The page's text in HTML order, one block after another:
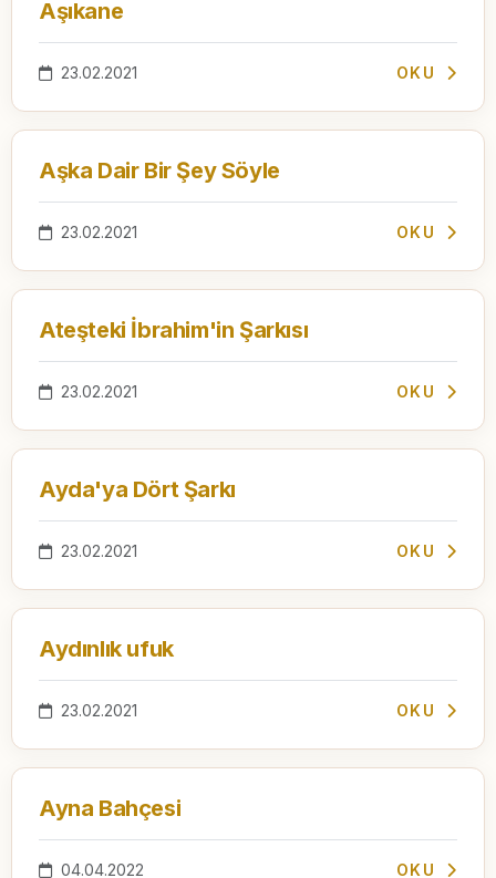
Aşıkane
23.02.2021 OKU
Aşka Dair Bir Şey Söyle
23.02.2021 OKU
Ateşteki İbrahim'in Şarkısı
23.02.2021 OKU
Ayda'ya Dört Şarkı
23.02.2021 OKU
Aydınlık ufuk
23.02.2021 OKU
Ayna Bahçesi
04.04.2022 OKU